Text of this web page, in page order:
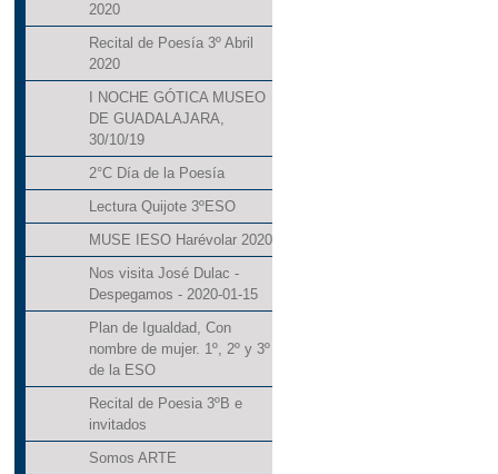
2020
Recital de Poesía 3º Abril
2020
I NOCHE GÓTICA MUSEO
DE GUADALAJARA,
30/10/19
2°C Día de la Poesía
Lectura Quijote 3ºESO
MUSE IESO Harévolar 2020
Nos visita José Dulac -
Despegamos - 2020-01-15
Plan de Igualdad, Con
nombre de mujer. 1º, 2º y 3º
de la ESO
Recital de Poesia 3ºB e
invitados
Somos ARTE